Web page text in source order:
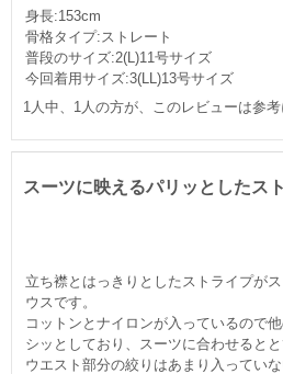
身長:153cm
骨格タイプ:ストレート
普段のサイズ:2(L)11号サイズ
今回着用サイズ:3(LL)13号サイズ
1人中、1人の方が、このレビューは参
スーツに映えるパリッとしたス
立ち襟とはっきりとしたストライプが
ウスです。
コットンとナイロンが入っているので
シッとしており、スーツに合わせるとと
ウエスト部分の絞りはあまり入ってい